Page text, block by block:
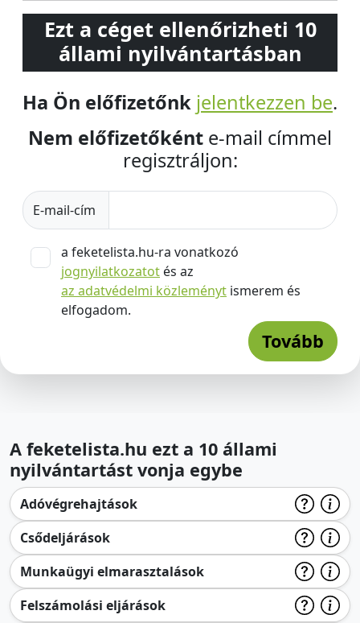
Ezt a céget ellenőrizheti 10
állami nyilvántartásban
Ha Ön előfizetőnk jelentkezzen be.
Nem előfizetőként e-mail címmel
regisztráljon:
E-mail-cím
a feketelista.hu-ra vonatkozó
jognyilatkozatot és az
az adatvédelmi közleményt ismerem és
elfogadom.
Tovább
A feketelista.hu ezt a 10 állami
nyilvántartást vonja egybe
Adóvégrehajtások
Csődeljárások
Munkaügyi elmarasztalások
Felszámolási eljárások